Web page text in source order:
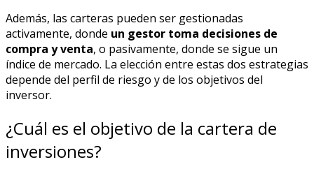
Además, las carteras pueden ser gestionadas
activamente, donde un gestor toma decisiones de
compra y venta, o pasivamente, donde se sigue un
índice de mercado. La elección entre estas dos estrategias
depende del perfil de riesgo y de los objetivos del
inversor.
¿Cuál es el objetivo de la cartera de
inversiones?